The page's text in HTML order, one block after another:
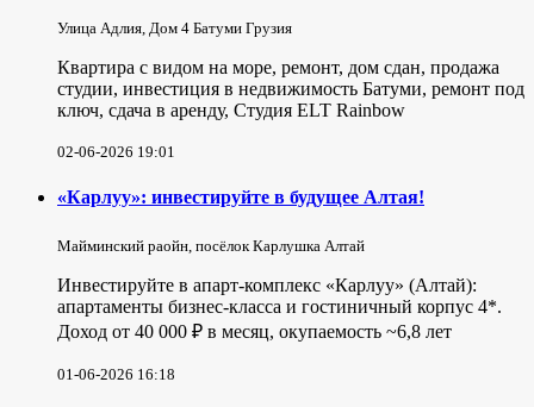
Улица Адлия, Дом 4 Батуми Грузия
Квартира с видом на море, ремонт, дом сдан, продажа
студии, инвестиция в недвижимость Батуми, ремонт под
ключ, сдача в аренду, Студия ELT Rainbow
02-06-2026 19:01
«Карлуу»: инвестируйте в будущее Алтая!
Майминский раойн, посёлок Карлушка Алтай
Инвестируйте в апарт-комплекс «Карлуу» (Алтай):
апартаменты бизнес-класса и гостиничный корпус 4*.
Доход от 40 000 ₽ в месяц, окупаемость ~6,8 лет
01-06-2026 16:18